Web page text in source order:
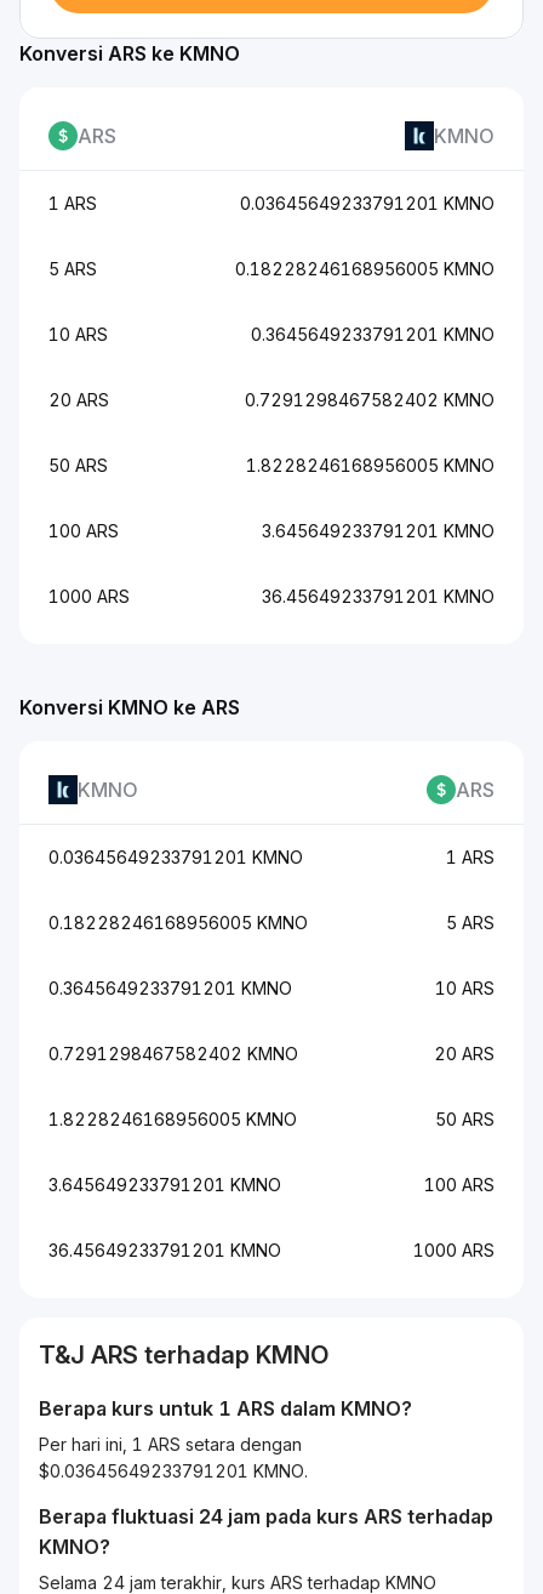
Konversi KMNO ke ARS
KMNO ARS
0.03645649233791201 KMNO 1 ARS
0.18228246168956005 KMNO 5 ARS
0.3645649233791201 KMNO 10 ARS
0.7291298467582402 KMNO 20 ARS
1.8228246168956005 KMNO 50 ARS
3.645649233791201 KMNO 100 ARS
36.45649233791201 KMNO 1000 ARS
Konversi ARS ke KMNO
ARS KMNO
1 ARS 0.03645649233791201 KMNO
5 ARS 0.18228246168956005 KMNO
10 ARS 0.3645649233791201 KMNO
20 ARS 0.7291298467582402 KMNO
50 ARS 1.8228246168956005 KMNO
100 ARS 3.645649233791201 KMNO
1000 ARS 36.45649233791201 KMNO
T&J ARS terhadap KMNO
Berapa kurs untuk 1 ARS dalam KMNO?
Per hari ini, 1 ARS setara dengan
$0.03645649233791201 KMNO.
Berapa fluktuasi 24 jam pada kurs ARS terhadap
KMNO?
Selama 24 jam terakhir, kurs ARS terhadap KMNO